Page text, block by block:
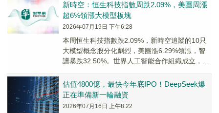
新時空：恒生科技指數周跌2.09%，美團周漲
超6%領漲大模型板塊
2026年07月19日 下午6:28
本周恒生科技指數跌2.09%，新時空追蹤的10只
大模型概念股分化劇烈，美團漲6.29%領漲，智
譜暴跌32.50%。世界人工智能合作組織成立，29
估值4800億，最快今年底IPO！DeepSeek爆
正在準備新一輪融資
2026年07月16日 上午8:22